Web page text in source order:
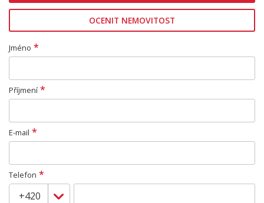
OCENIT NEMOVITOST
Jméno *
Příjmení *
E-mail *
Telefon *